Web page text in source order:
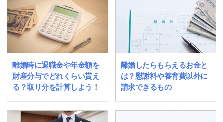
離婚時に退職金や年金額を
財産分与でどれくらい貰え
る？取り分を計算しよう！
離婚したらもらえるお金と
は？慰謝料や養育費以外に
請求できるもの